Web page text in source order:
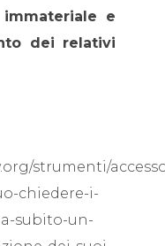
e
dei relativi
strumenti/
chiedere-i-
subito-un-